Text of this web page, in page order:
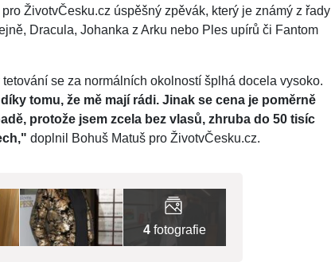
ŽivotvČesku.cz úspěšný zpěvák, který je známý z řady
Dracula, Johanka z Arku nebo Ples upírů či Fantom
se za normálních okolností šplhá docela vysoko.
tomu, že mě mají rádi. Jinak se cena je poměrně
protože jsem zcela bez vlasů, zhruba do 50 tisíc
doplnil Bohuš Matuš pro ŽivotvČesku.cz.
4 fotografie